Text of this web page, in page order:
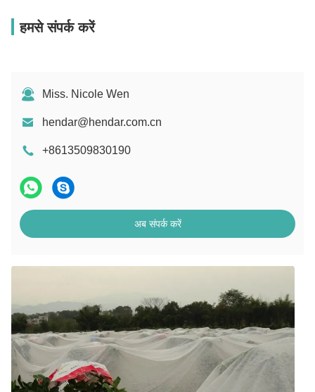
हमसे संपर्क करें
Miss. Nicole Wen
hendar@hendar.com.cn
+8613509830190
अब संपर्क करें